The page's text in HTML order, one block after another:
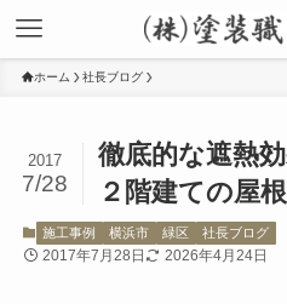
ホーム 社長ブログ
徹底的な遮熱
２階建ての屋根
2017
7/28
施工事例 横浜市 緑区 社長ブログ
2017年7月28日 2026年4月24日